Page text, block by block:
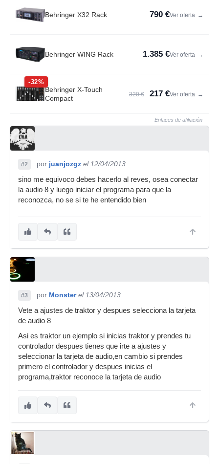
Behringer X32 Rack 790 €Ver oferta →
Behringer WING Rack 1.385 €Ver oferta →
-32%
Behringer X-Touch
Compact
320 € 217 €Ver oferta →
Enlaces de afiliación
#2 por juanjozgz el 12/04/2013
sino me equivoco debes hacerlo al reves, osea conectar
la audio 8 y luego iniciar el programa para que la
reconozca, no se si te he entendido bien
#3 por Monster el 13/04/2013
Vete a ajustes de traktor y despues selecciona la tarjeta
de audio 8
Asi es traktor un ejemplo si inicias traktor y prendes tu
controlador despues tienes que irte a ajustes y
seleccionar la tarjeta de audio,en cambio si prendes
primero el controlador y despues inicias el
programa,traktor reconoce la tarjeta de audio